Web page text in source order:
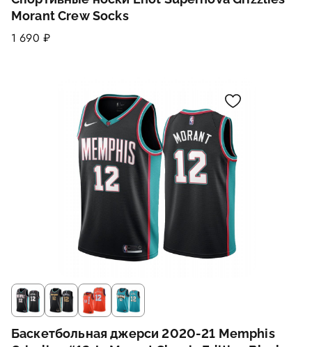
Morant Crew Socks
1 690 ₽
Баскетбольная джерси 2020-21 Memphis